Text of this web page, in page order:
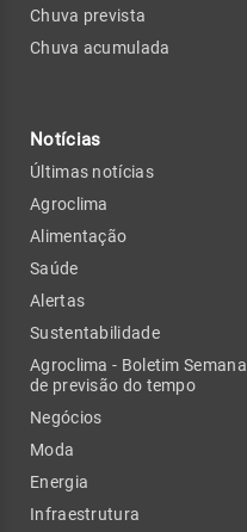
Chuva prevista
Chuva acumulada
Notícias
Últimas notícias
Agroclima
Alimentação
Saúde
Alertas
Sustentabilidade
Agroclima - Boletim Semanal
de previsão do tempo
Negócios
Moda
Energia
Infraestrutura